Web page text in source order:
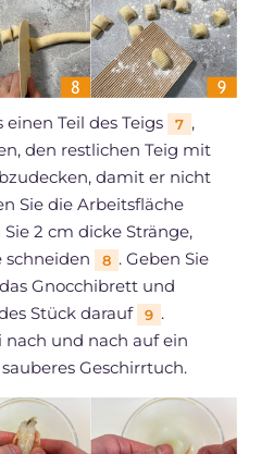
Teil des Teigs 7 ,
den restlichen Teig mit
damit er nicht
Sie die Arbeitsfläche
2 cm dicke Stränge,
schneiden
8 . Geben Sie
Gnocchibrett und
Stück darauf
9 .
nach und nach auf ein
Geschirrtuch.